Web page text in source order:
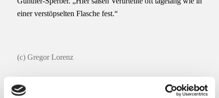
einer verstöpselten Flasche fest.“
(c) Gregor Lorenz